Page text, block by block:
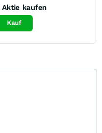
Aktie kaufen
Kauf